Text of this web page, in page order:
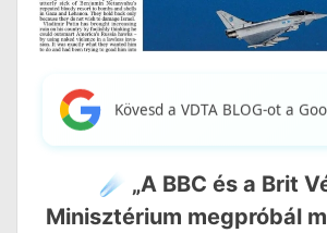
Kövesd a VDTA BLOG-ot a
☄️ „A BBC és a Brit
Minisztérium megpróbál